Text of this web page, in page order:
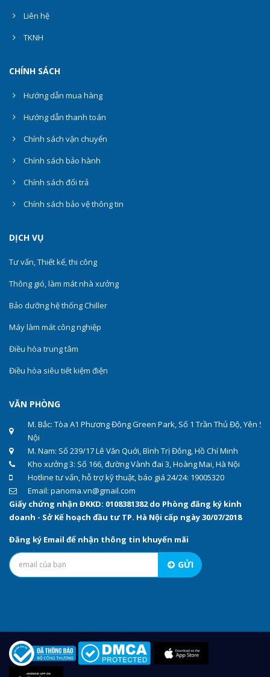
Liên hệ
TKNH
CHÍNH SÁCH
Hướng dẫn mua hàng
Hướng dẫn thanh toán
Chính sách vận chuyển
Chính sách bảo hành
Chính sách đổi trả
Chính sách bảo vệ thông tin
DỊCH VỤ
Tư vấn, Thiết kế, thi công
Thông gió, làm mát nhà xưởng
Bảo dưỡng hệ thống Chiller
Máy làm mát công nghiệp
Điều hòa trung tâm
Điều hòa siêu tiết kiệm điện
VĂN PHÒNG
M. Bắc: Tòa A1 Phương Đông Green Park, Số 1 Trần Thủ Độ, Yên
Nội
M. Nam: Số 239/17 Lê Văn Quới, Bình Trị Đông, Hồ Chí Minh
Kho xưởng 3: Số 166, đường Vành đai 3, Hoàng Mai, Hà Nội
Hotline tư vấn, hỗ trợ kỹ thuật, báo giá 24/24: 19005320
Email: panoma.vn@gmail.com
Giấy chứng nhận ĐKKD: 0108381382 do Phòng đăng ký kinh
doanh - Sở Kế hoạch đầu tư TP. Hà Nội cấp ngày 30/07/2018
Đăng ký Email để nhận thông tin khuyến mãi
GỬI